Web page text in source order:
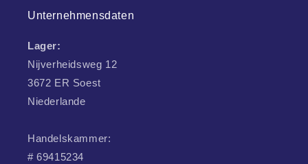
Unternehmensdaten
Lager:
Nijverheidsweg 12
3672 ER Soest
Niederlande
Handelskammer:
# 69415234